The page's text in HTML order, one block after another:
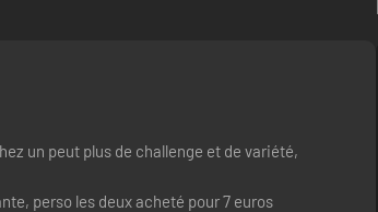
un peut plus de challenge et de variété,
perso les deux acheté pour 7 euros